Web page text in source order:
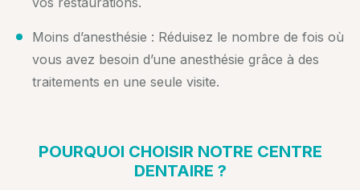
Moins d’anesthésie : Réduisez le nombre de fois où
vous avez besoin d’une anesthésie grâce à des
traitements en une seule visite.
POURQUOI CHOISIR NOTRE CENTRE
DENTAIRE ?